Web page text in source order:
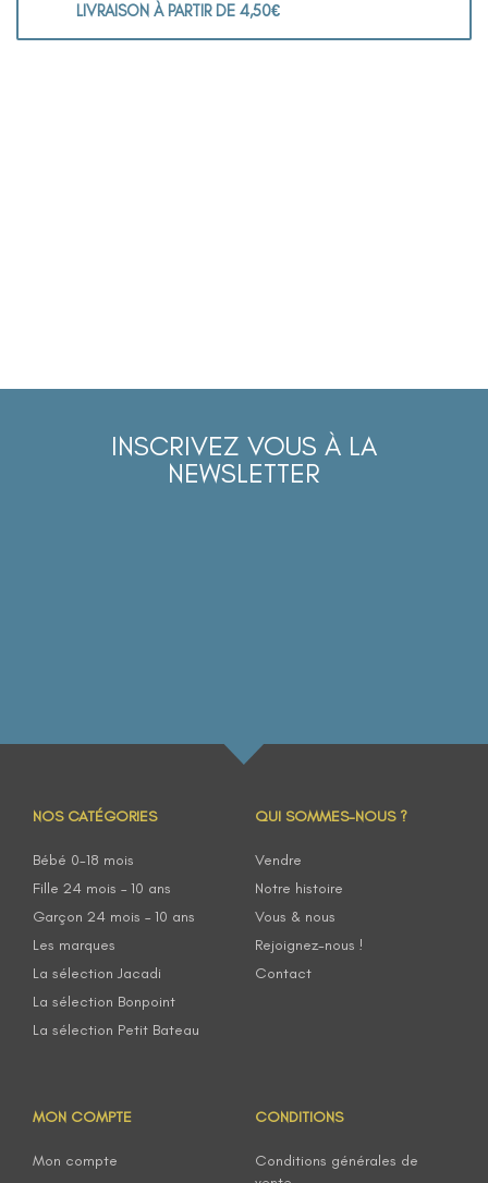
LIVRAISON À PARTIR DE 4,50€
INSCRIVEZ VOUS À LA
NEWSLETTER
NOS CATÉGORIES
Bébé 0-18 mois
Fille 24 mois – 10 ans
Garçon 24 mois – 10 ans
Les marques
La sélection Jacadi
La sélection Bonpoint
La sélection Petit Bateau
QUI SOMMES-NOUS ?
Vendre
Notre histoire
Vous & nous
Rejoignez-nous !
Contact
MON COMPTE
Mon compte
CONDITIONS
Conditions générales de